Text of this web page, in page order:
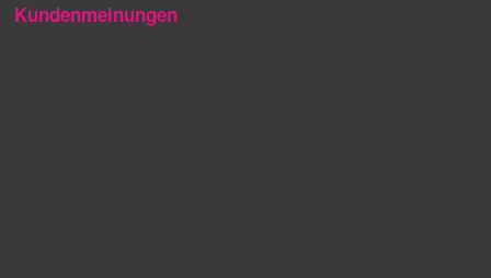
Kundenmeinungen